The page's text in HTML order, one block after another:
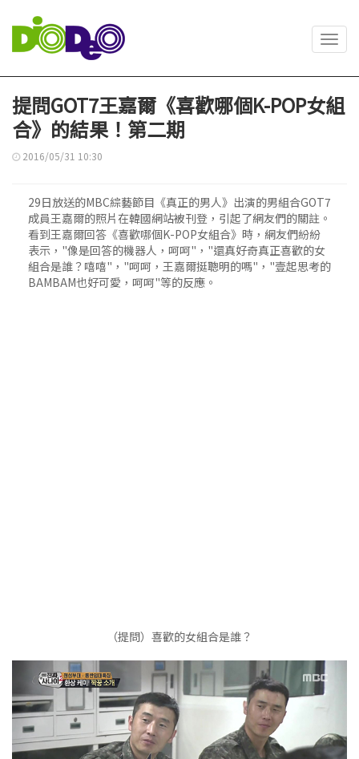
提問GOT7王嘉爾《喜歡哪個K-POP女組
合》的結果！第二期
2016/05/31 10:30
29日放送的MBC綜藝節目《真正的男人》出演的男組合GOT7
成員王嘉爾的照片在韓國網站被刊登，引起了網友們的關註。
看到王嘉爾回答《喜歡哪個K-POP女組合》時，網友們紛紛
表示，"像是回答的機器人，呵呵"，"還真好奇真正喜歡的女
組合是誰？嘻嘻"，"呵呵，王嘉爾挺聰明的嗎"，"壹起思考的
BAMBAM也好可愛，呵呵"等的反應。
（提問）喜歡的女組合是誰？